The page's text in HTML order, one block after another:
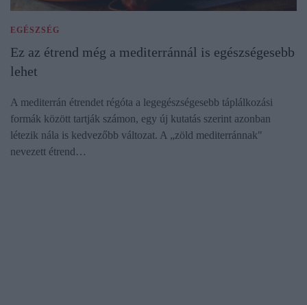
EGÉSZSÉG
Ez az étrend még a mediterránnál is egészségesebb
lehet
A mediterrán étrendet régóta a legegészségesebb táplálkozási
formák között tartják számon, egy új kutatás szerint azonban
létezik nála is kedvezőbb változat. A „zöld mediterránnak"
nevezett étrend…